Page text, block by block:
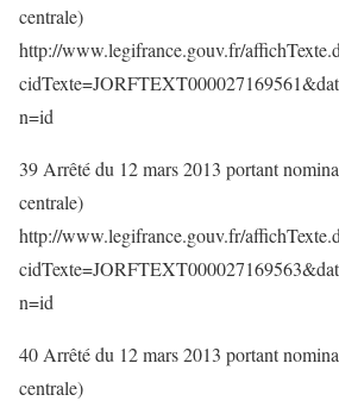
centrale)
http://www.legifrance.gouv.fr/
n=id
39 Arrêté du 12 mars 2013 portant
centrale)
http://www.legifrance.gouv.fr/
n=id
40 Arrêté du 12 mars 2013 portant
centrale)